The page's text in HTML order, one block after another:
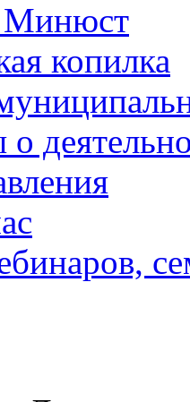
Минюст
копилка